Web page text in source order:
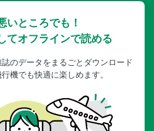
いところでも！
てオフラインで読める
のデータをまるごとダウンロード
機でも快適に楽しめます。